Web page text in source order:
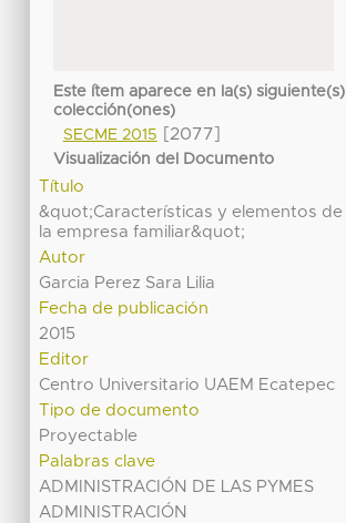
Este ítem aparece en la(s) siguiente(s)
colección(ones)
SECME 2015
[2077]
Visualización del Documento
Título
&quot;Características y elementos de
la empresa familiar&quot;
Autor
Garcia Perez Sara Lilia
Fecha de publicación
2015
Editor
Centro Universitario UAEM Ecatepec
Tipo de documento
Proyectable
Palabras clave
ADMINISTRACIÓN DE LAS PYMES
ADMINISTRACIÓN